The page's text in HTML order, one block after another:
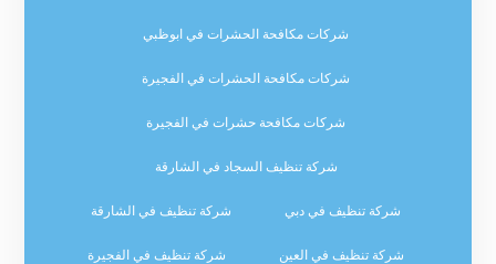
شركات مكافحة الحشرات في ابوظبي
شركات مكافحة الحشرات في الفجيرة
شركات مكافحة حشرات في الفجيرة
شركة تنظيف السجاد في الشارقة
شركة تنظيف في دبي شركة تنظيف في الشارقة
شركة تنظيف في العين شركة تنظيف في الفجيرة